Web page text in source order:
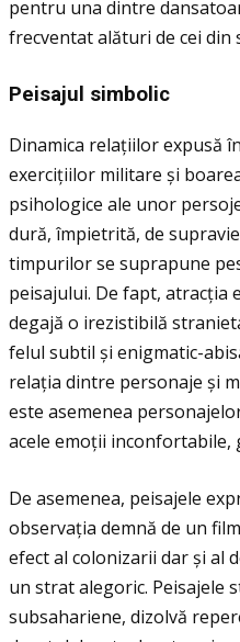
pentru una dintre
frecventat alături de cei din
Peisajul simbolic
Dinamica relaţiilor expusă
exerciţiilor militare și
psihologice ale unor
dură, împietrită, de
timpurilor se suprapune
peisajului. De fapt, atracţia
degajă o irezistibilă
felul subtil și enigmatic-
relaţia dintre personaje și
este asemenea
acele emoţii inconfortabile,
De asemenea, peisajele
observaţia demnă de un
efect al colonizarii dar și al
un strat alegoric. Peisajele
subsahariene, dizolvă